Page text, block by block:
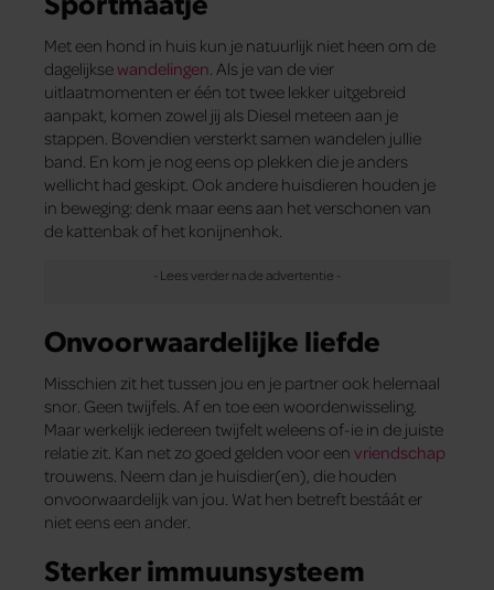
Met een hond in huis kun je natuurlijk niet heen om de
dagelijkse wandelingen . Als je van de vier
uitlaatmomenten er één tot twee lekker uitgebreid
aanpakt, komen zowel jij als Diesel meteen aan je
stappen. Bovendien versterkt samen wandelen jullie
band. En kom je nog eens op plekken die je anders
wellicht had geskipt. Ook andere huisdieren houden je
in beweging: denk maar eens aan het verschonen van
de kattenbak of het konijnenhok.
Onvoorwaardelijke liefde
Misschien zit het tussen jou en je partner ook helemaal
snor. Geen twijfels. Af en toe een woordenwisseling.
Maar werkelijk iedereen twijfelt weleens of-ie in de juiste
relatie zit. Kan net zo goed gelden voor een vriendschap
trouwens. Neem dan je huisdier(en), die houden
onvoorwaardelijk van jou. Wat hen betreft bestáát er
niet eens een ander.
Sterker immuunsysteem